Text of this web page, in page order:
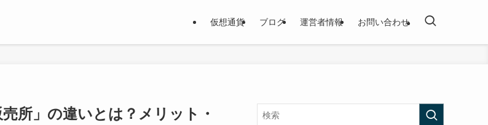
仮想通貨 ブログ 運営者情報 お問い合わせ
所」の違いとは？メリット・